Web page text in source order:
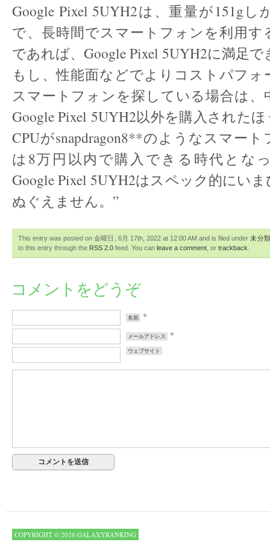
Google Pixel 5UYH2は、重量が151g
で、長時間でスマートフォンを利用す
であれば、Google Pixel 5UYH2に満足
もし、性能面などでよりコストパフ
スマートフォンを探している場合は、
Google Pixel 5UYH2以外を購入された
CPUがsnapdragon8**のようなスマー
は8万円以内で購入できる時代とな
Google Pixel 5UYH2はスペック的にい
ぬぐえません。”
This entry was posted on 金曜日, 6月 17th, 2022 at 12:00 AM and is filed under未分類
to this entry through the RSS 2.0 feed. You can leave a comment , or trackback
コメントをどうぞ
名前 *
メールアドレス *
ウェブサイト
COPYRIGHT © 2026 GALAXYRANKING